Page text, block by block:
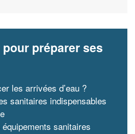
préparer ses
les arrivées d’eau ?
sanitaires indispensables
sanitaires